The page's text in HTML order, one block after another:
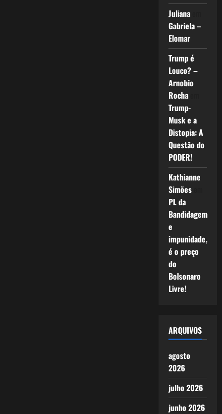
Julianaem
Gabriela –
Elomar
Trump é
Louco? –
Arnobio
Rochaem
Trump-
Musk e a
Distopia: A
Questão do
PODER!
Kathianne
Simõesem
PL da
Bandidagem
e
impunidade,
é o preço
do
Bolsonaro
Livre!
ARQUIVOS
agosto
2026
julho 2026
junho 2026